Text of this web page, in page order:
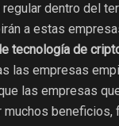
dentro del
a estas
tecnología de
las empresas
las empresas
beneficios,